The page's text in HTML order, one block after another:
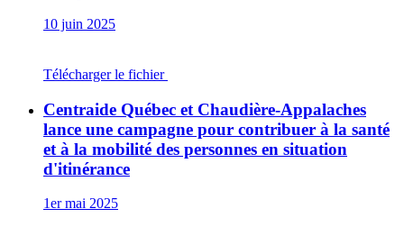
10 juin 2025
Télécharger le fichier
Centraide Québec et Chaudière-Appalaches
lance une campagne pour contribuer à la santé
et à la mobilité des personnes en situation
d'itinérance
1er mai 2025